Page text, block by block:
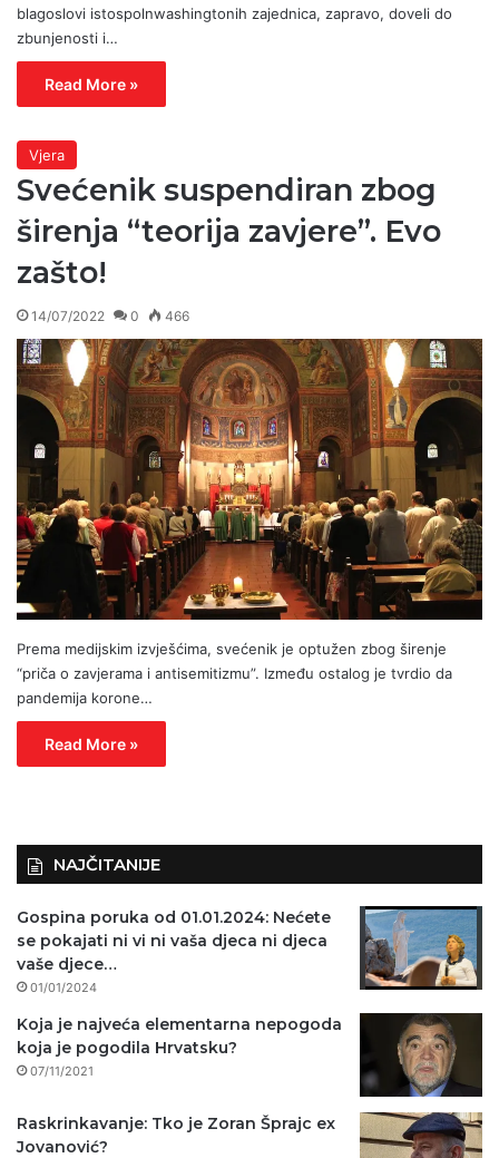
blagoslovi istospolnwashingtonih zajednica, zapravo, doveli do
zbunjenosti i…
Read More »
Vjera
Svećenik suspendiran zbog
širenja “teorija zavjere”. Evo
zašto!
14/07/2022 0 466
Prema medijskim izvješćima, svećenik je optužen zbog širenje
“priča o zavjerama i antisemitizmu”. Između ostalog je tvrdio da
pandemija korone…
Read More »
NAJČITANIJE
Gospina poruka od 01.01.2024: Nećete
se pokajati ni vi ni vaša djeca ni djeca
vaše djece…
01/01/2024
Koja je najveća elementarna nepogoda
koja je pogodila Hrvatsku?
07/11/2021
Raskrinkavanje: Tko je Zoran Šprajc ex
Jovanović?